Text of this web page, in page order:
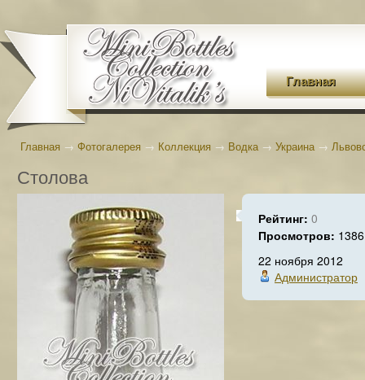
Главная
Главная → Фотогалерея → Коллекция → Водка→ Украина→
Столова
Рейтинг: 0
Просмотров: 1386
22 ноября 2012
Администратор